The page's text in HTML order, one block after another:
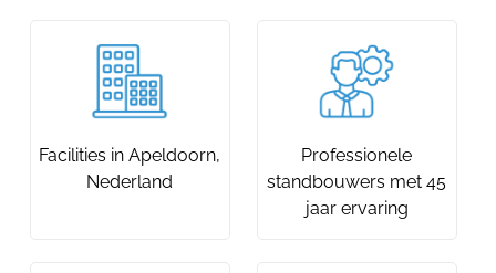
Facilities in Apeldoorn,
Nederland
Professionele
standbouwers met 45
jaar ervaring